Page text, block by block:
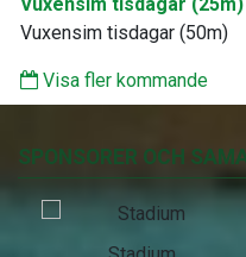
Vuxensim tisdagar (50m)
Visa fler kommande
SPONSORER OCH